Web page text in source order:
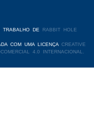
TRABALHO DE RABBIT HOLE
COM UMA LICENÇACREATIVE
4.0 INTERNACIONAL.